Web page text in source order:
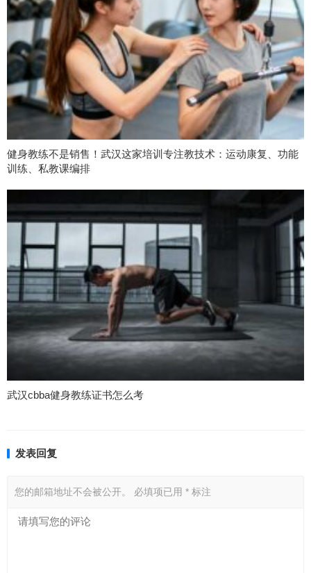
健身教练不是销售！武汉这家培训专注教技术：运动康复、功能
训练、私教课编排
武汉cbba健身教练证书怎么考
发表回复
您的邮箱地址不会被公开。 必填项已用 * 标注